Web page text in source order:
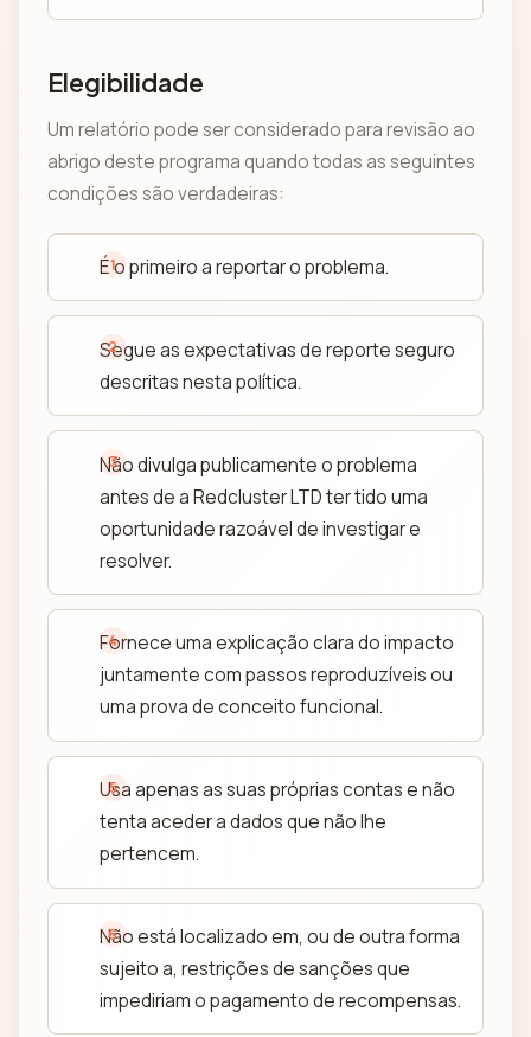
Elegibilidade
Um relatório pode ser considerado para revisão ao
abrigo deste programa quando todas as seguintes
condições são verdadeiras:
É o primeiro a reportar o problema.
Segue as expectativas de reporte seguro
descritas nesta política.
Não divulga publicamente o problema
antes de a Redcluster LTD ter tido uma
oportunidade razoável de investigar e
resolver.
Fornece uma explicação clara do impacto
juntamente com passos reproduzíveis ou
uma prova de conceito funcional.
Usa apenas as suas próprias contas e não
tenta aceder a dados que não lhe
pertencem.
Não está localizado em, ou de outra forma
sujeito a, restrições de sanções que
impediriam o pagamento de recompensas.